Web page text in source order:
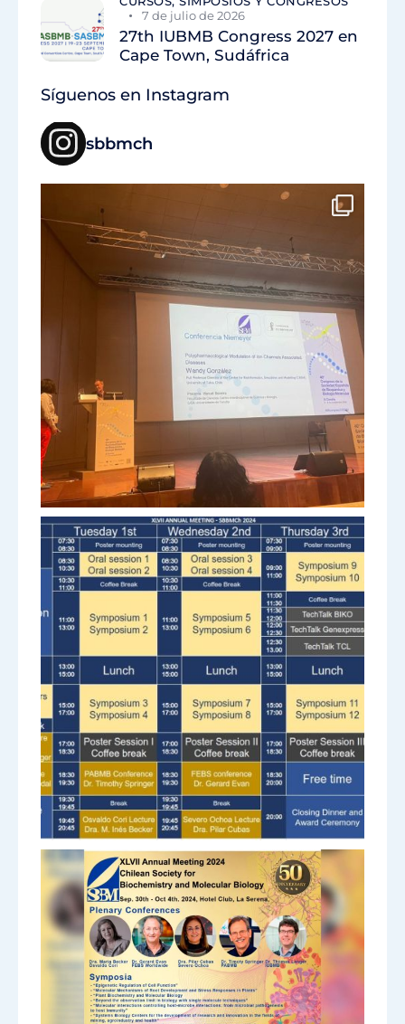
7 de julio de 2026
27th IUBMB Congress 2027 en
Cape Town, Sudáfrica
Síguenos en Instagram
sbbmch